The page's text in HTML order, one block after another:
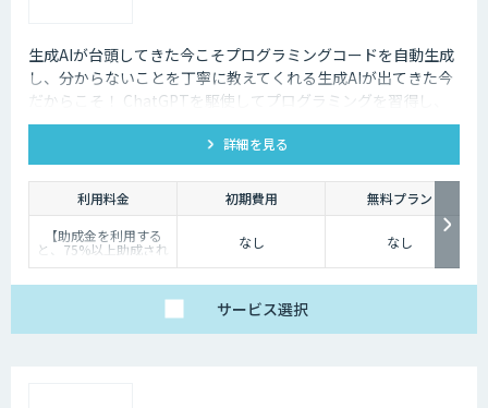
生成AIが台頭してきた今こそプログラミングコードを自動生成
し、分からないことを丁寧に教えてくれる生成AIが出てきた今
だからこそ！ ChatGPTを駆使してプログラミングを習得し、
業務改善のケーススタディを学んでいく本質的な研修を是非！
詳細を見る
利用料金 初期費用
無料プラン
【助成金を利用する
と、75%以上助成され
ます！】
省の人材開発支援助成
金「事業展開等リスキ
リング支援コース」を
なし なし
サービス選択